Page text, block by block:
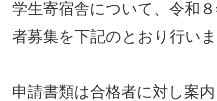
学生寄宿舎について、令和
者募集を下記のとおり行い
申請書類は合格者に対し案